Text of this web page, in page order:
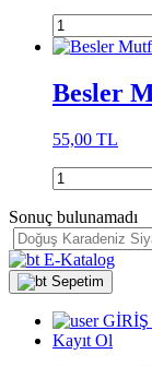
Besler
55,00 TL
Sonuç bulunamadı
E-Katalog
Sepetim
GİRİŞ
Kayıt Ol